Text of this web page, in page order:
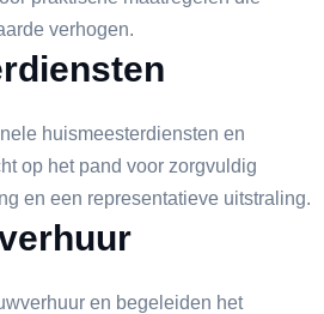
verhogen.
huismeesterdiensten en
op het pand voor zorgvuldig
en een representatieve uitstraling.
en begeleiden het